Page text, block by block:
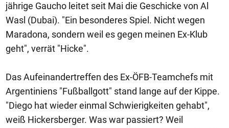
jährige Gaucho leitet seit Mai die Geschicke von Al
Wasl (Dubai). "Ein besonderes Spiel. Nicht wegen
Maradona, sondern weil es gegen meinen Ex-Klub
geht", verrät "Hicke".
Das Aufeinandertreffen des Ex-ÖFB-Teamchefs mit
Argentiniens "Fußballgott" stand lange auf der Kippe.
"Diego hat wieder einmal Schwierigkeiten gehabt",
weiß Hickersberger. Was war passiert? Weil